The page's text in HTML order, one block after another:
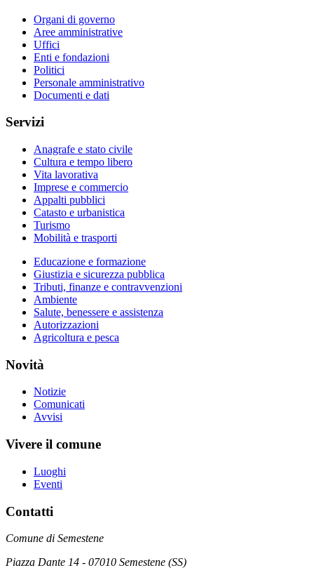
Organi di governo
Aree amministrative
Uffici
Enti e fondazioni
Politici
Personale amministrativo
Documenti e dati
Servizi
Anagrafe e stato civile
Cultura e tempo libero
Vita lavorativa
Imprese e commercio
Appalti pubblici
Catasto e urbanistica
Turismo
Mobilità e trasporti
Educazione e formazione
Giustizia e sicurezza pubblica
Tributi, finanze e contravvenzioni
Ambiente
Salute, benessere e assistenza
Autorizzazioni
Agricoltura e pesca
Novità
Notizie
Comunicati
Avvisi
Vivere il comune
Luoghi
Eventi
Contatti
Comune di Semestene
Piazza Dante 14 - 07010 Semestene (SS)